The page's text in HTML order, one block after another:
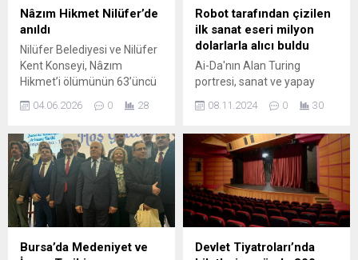
projeleriyle yerel
yönetimlerde fark yaratan
başarılarını ulusal arenada
aldığı prestijli ödüllerle...
gösterilen gayreti
katılımcılarla paylaştı. Nilüfer
Belediyesi “Bursa’nın
Karagöz ustası, tasvir
yapımcısı ve Karagöz
Müzesi kurucusu...
Nâzım Hikmet Nilüfer’de
anıldı
Nilüfer Belediyesi ve Nilüfer
Kent Konseyi, Nâzım
Hikmet’i ölümünün 63’üncü
Programda konuşan Nilüfer
Özdemir, Nâzım Hikmet’in
her koşulda umudu ve
mücadeleyi aşılayan
evrensel bir değer olduğunu
vurguladı. Nilüfer Belediyesi
ve Nilüfer Kent Konseyi,
Nâzım Hikmet Ran’ın
04.06.2026 0 28
Robot tarafından çizilen
ilk sanat eseri milyon
dolarlarla alıcı buldu
Ai-Da'nın Alan Turing
portresi, sanat ve yapay
gözler önüne seriyor. Bu
birleşimini keşfederken,
Turing'in mirasını yeniden
yorumluyor.
08.11.2024 0 30
Bursa’da Medeniyet ve
Devlet Tiyatroları’nda